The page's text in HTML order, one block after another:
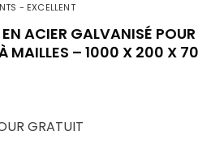
- EXCELLENT
EN ACIER GALVANISÉ POUR
MAILLES – 1000 X 200 X 70
GRATUIT